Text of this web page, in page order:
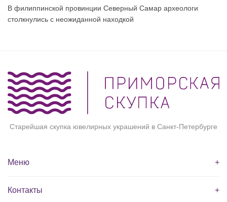
В филиппинской провинции Северный Самар археологи
столкнулись с неожиданной находкой
Старейшая скупка ювелирных украшений в Санкт-Петербурге
Меню +
Контакты +